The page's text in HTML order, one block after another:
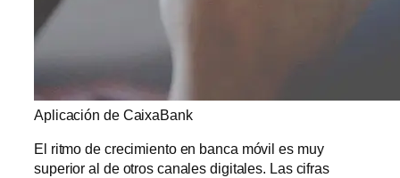
Aplicación de CaixaBank
El ritmo de crecimiento en banca móvil es muy
superior al de otros canales digitales. Las cifras